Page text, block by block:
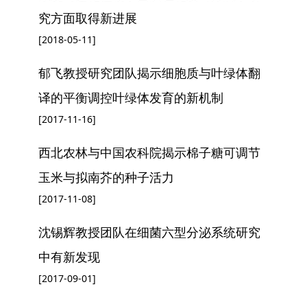
究方面取得新进展
[2018-05-11]
郁飞教授研究团队揭示细胞质与叶绿体翻
译的平衡调控叶绿体发育的新机制
[2017-11-16]
西北农林与中国农科院揭示棉子糖可调节
玉米与拟南芥的种子活力
[2017-11-08]
沈锡辉教授团队在细菌六型分泌系统研究
中有新发现
[2017-09-01]